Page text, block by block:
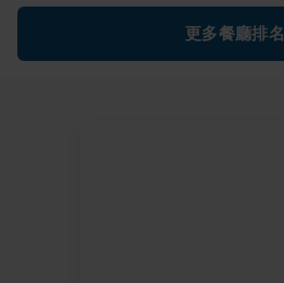
更多餐廳排名